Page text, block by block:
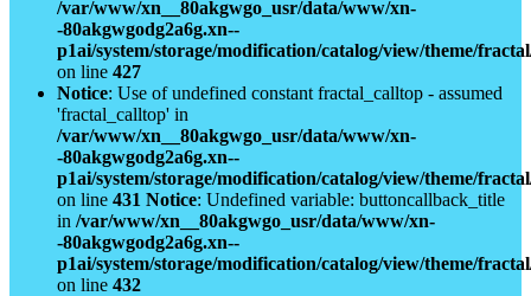
/var/www/xn__80akgwgo_usr/data/www/xn-
-80akgwgodg2a6g.xn--
p1ai/system/storage/modification/catalog/view/theme/
on line 427
Notice: Use of undefined constant fractal_calltop - assumed
'fractal_calltop' in
/var/www/xn__80akgwgo_usr/data/www/xn-
-80akgwgodg2a6g.xn--
p1ai/system/storage/modification/catalog/view/theme/
on line 431 Notice: Undefined variable: buttoncallback_title
in /var/www/xn__80akgwgo_usr/data/www/xn-
-80akgwgodg2a6g.xn--
p1ai/system/storage/modification/catalog/view/theme/
on line 432